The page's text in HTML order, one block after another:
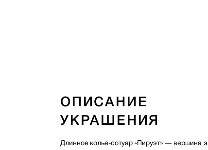
ОПИСАНИЕ
УКРАШЕНИЯ
Длинное колье-сотуар «Пируэт» — вершина